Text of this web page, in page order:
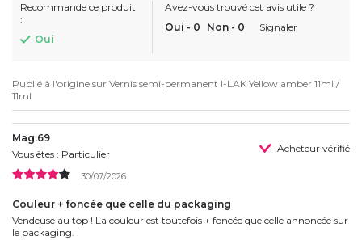
Recommande ce produit
:
Oui
Avez-vous trouvé cet avis utile ?
Oui - 0 Non - 0 Signaler
Publié à l'origine sur Vernis semi-permanent I-LAK Yellow amber 11ml /
11ml
Mag.69
Vous êtes : Particulier
Acheteur vérifié
30/07/2026
Couleur + foncée que celle du packaging
Vendeuse au top ! La couleur est toutefois + foncée que celle annoncée sur
le packaging.